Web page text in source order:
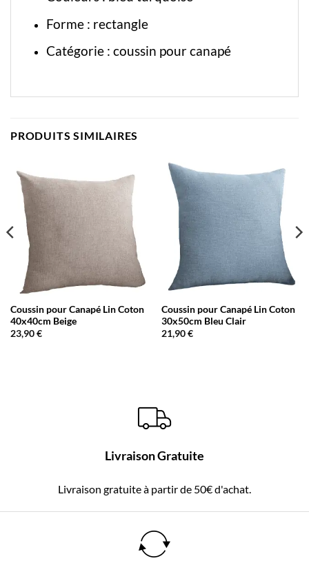
Forme : rectangle
Catégorie : coussin pour canapé
PRODUITS SIMILAIRES
Coussin pour Canapé Lin Coton
40x40cm Beige
23,90€
Coussin pour Canapé Lin Coton
30x50cm Bleu Clair
21,90€
Livraison Gratuite
Livraison gratuite à partir de 50€ d'achat.